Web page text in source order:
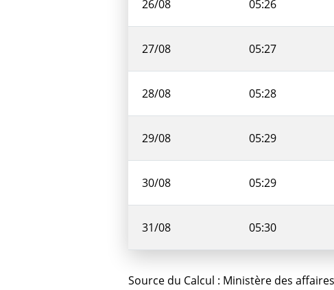
26/08 05:26
27/08 05:27
28/08 05:28
29/08 05:29
30/08 05:29
31/08 05:30
Source du Calcul : Ministère des